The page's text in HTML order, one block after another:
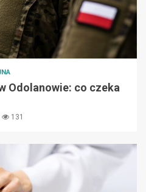
Odolanowie: co czeka
131